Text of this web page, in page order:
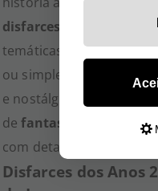
disfarces de décadas
temáticas, eventos de
ou simplesmente para
e nostálgico. Na nossa
defantasias inspiradas
com detalhes que
Disfarces dos Anos